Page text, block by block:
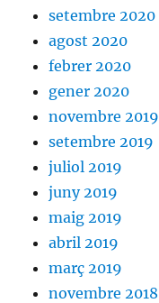
setembre 2020
agost 2020
febrer 2020
gener 2020
novembre 2019
setembre 2019
juliol 2019
juny 2019
maig 2019
abril 2019
març 2019
novembre 2018